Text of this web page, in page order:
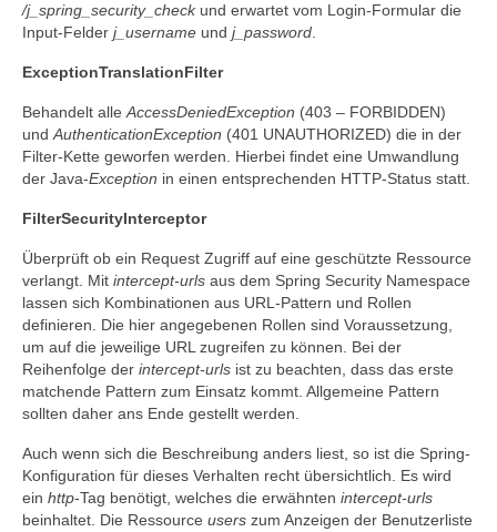
/j_spring_security_checkund erwartet vom Login-Formular die
Input-Felder j_username und j_password
ExceptionTranslationFilter
Behandelt alle AccessDeniedException (403 – FORBIDDEN)
und AuthenticationException (401 UNAUTHORIZED) die in der
Filter-Kette geworfen werden. Hierbei findet eine Umwandlung
der Java-Exception in einen entsprechenden HTTP-Status statt.
FilterSecurityInterceptor
Überprüft ob ein Request Zugriff auf eine geschützte Ressource
verlangt. Mit intercept-urls aus dem Spring Security Namespace
lassen sich Kombinationen aus URL-Pattern und Rollen
definieren. Die hier angegebenen Rollen sind Voraussetzung,
um auf die jeweilige URL zugreifen zu können. Bei der
Reihenfolge der intercept-urls ist zu beachten, dass das erste
matchende Pattern zum Einsatz kommt. Allgemeine Pattern
sollten daher ans Ende gestellt werden.
Auch wenn sich die Beschreibung anders liest, so ist die Spring-
Konfiguration für dieses Verhalten recht übersichtlich. Es wird
ein http-Tag benötigt, welches die erwähnten intercept-urls
beinhaltet. Die Ressource users zum Anzeigen der Benutzerliste